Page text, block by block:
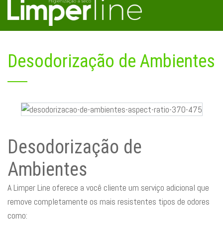
Desodorização de Ambientes
Desodorização de
Ambientes
A Limper Line oferece a você cliente um serviço adicional que
remove completamente os mais resistentes tipos de odores
como: